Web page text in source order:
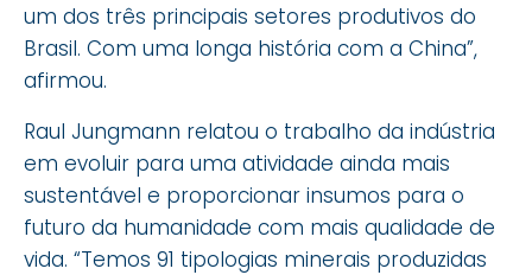
um dos três principais setores produtivos do
Brasil. Com uma longa história com a China”,
afirmou.
Raul Jungmann relatou o trabalho da indústria
em evoluir para uma atividade ainda mais
sustentável e proporcionar insumos para o
futuro da humanidade com mais qualidade de
vida. “Temos 91 tipologias minerais produzidas